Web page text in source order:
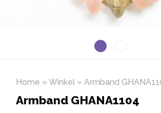
Home » Winkel » Armband
Armband GHANA1104